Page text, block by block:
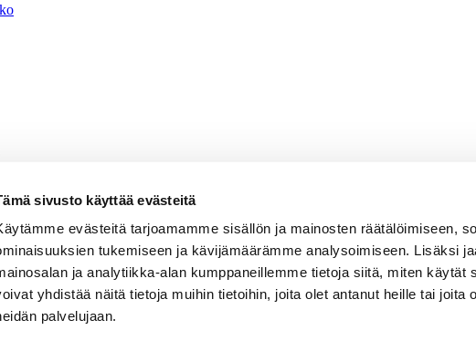
sivusto käyttää evästeitä
evästeitä tarjoamamme sisällön ja mainosten räätälöimiseen,
tukemiseen ja kävijämäärämme analysoimiseen. Lisäksi
ja analytiikka-alan kumppaneillemme tietoja siitä, miten käytät
yhdistää näitä tietoja muihin tietoihin, joita olet antanut heille tai joita
palvelujaan.